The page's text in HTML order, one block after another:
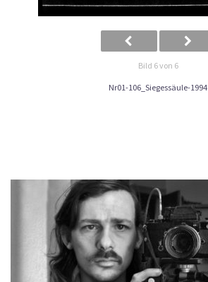
Bild 6 von 6
Nr01-106_Siegessäule-1994